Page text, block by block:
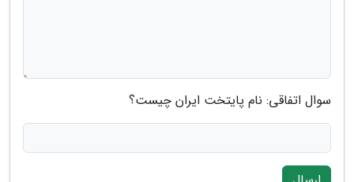
سوال اتفاقی: نام پایتخت ایران چیست؟